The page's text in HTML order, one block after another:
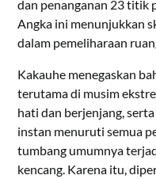
dan penanganan 23 titik
Angka ini menunjukkan
dalam pemeliharaan
Kakauhe menegaskan
terutama di musim
hati dan berjenjang,
instan menuruti semua
tumbang umumnya
kencang. Karena itu,